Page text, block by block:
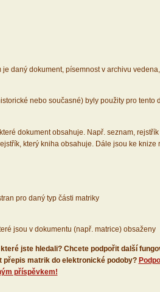
je daný dokument, písemnost v archivu
nebo současné) byly použity pro tento
dokument obsahuje. Např. seznam,
který kniha obsahuje. Dále jsou ke knize
pro daný typ části matriky
jsou v dokumentu (např. matrice) obsaženy
jste hledali? Chcete podpořit další
přepis matrik do elektronické podoby?
příspěvkem!